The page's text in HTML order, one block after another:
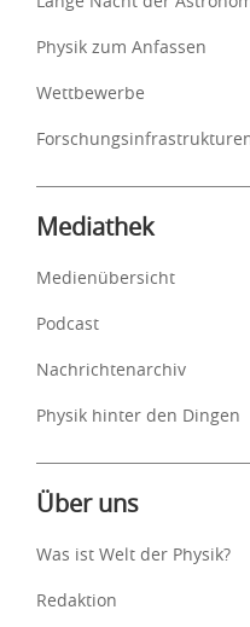
Physik zum Anfassen
Wettbewerbe
Mediathek
Medienübersicht
Podcast
Nachrichtenarchiv
Physik hinter den Dingen
Über uns
Was ist Welt der Physik?
Redaktion